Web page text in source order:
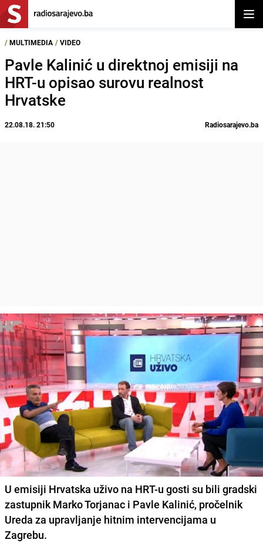
/ MULTIMEDIA / VIDEO
Pavle Kalinić u direktnoj emisiji na
HRT-u opisao surovu realnost
Hrvatske
22.08.18. 21:50 Radiosarajevo.ba
U emisiji Hrvatska uživo na HRT-u gosti su bili gradski
zastupnik Marko Torjanac i Pavle Kalinić, pročelnik
Ureda za upravljanje hitnim intervencijama u
Zagrebu.